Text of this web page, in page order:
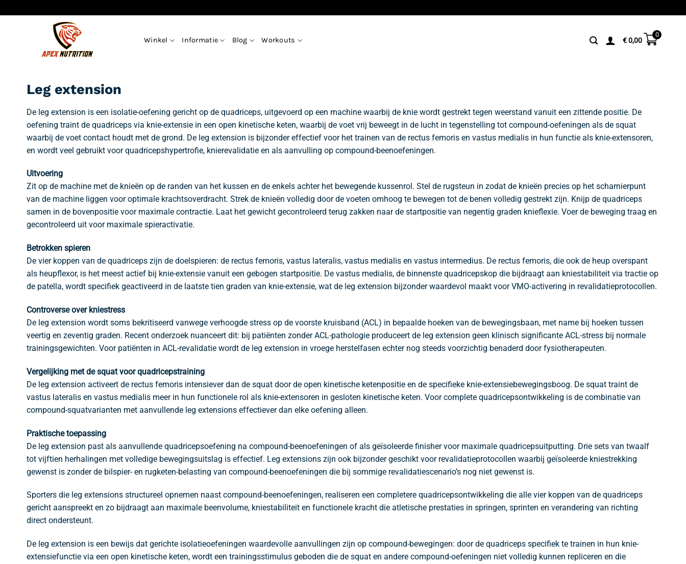
naar
Winkel Informatie Blog Workouts €0,00
0
Leg extension
De leg extension is een isolatie-oefening gericht op de quadriceps, uitgevoerd op een machine waarbij de knie wordt gestrekt tegen weerstand vanuit een zittende positie. De
oefening traint de quadriceps via knie-extensie in een open kinetische keten, waarbij de voet vrij beweegt in de lucht in tegenstelling tot compound-oefeningen als de squat
waarbij de voet contact houdt met de grond. De leg extension is bijzonder effectief voor het trainen van de rectus femoris en vastus medialis in hun functie als knie-extensoren,
en wordt veel gebruikt voor quadricepshypertrofie, knierevalidatie en als aanvulling op compound-beenoefeningen.
Uitvoering
Zit op de machine met de knieën op de randen van het kussen en de enkels achter het bewegende kussenrol. Stel de rugsteun in zodat de knieën precies op het scharnierpunt
van de machine liggen voor optimale krachtsoverdracht. Strek de knieën volledig door de voeten omhoog te bewegen tot de benen volledig gestrekt zijn. Knijp de quadriceps
samen in de bovenpositie voor maximale contractie. Laat het gewicht gecontroleerd terug zakken naar de startpositie van negentig graden knieflexie. Voer de beweging traag en
gecontroleerd uit voor maximale spieractivatie.
Betrokken spieren
De vier koppen van de quadriceps zijn de doelspieren: de rectus femoris, vastus lateralis, vastus medialis en vastus intermedius. De rectus femoris, die ook de heup overspant
als heupflexor, is het meest actief bij knie-extensie vanuit een gebogen startpositie. De vastus medialis, de binnenste quadricepskop die bijdraagt aan kniestabiliteit via tractie op
de patella, wordt specifiek geactiveerd in de laatste tien graden van knie-extensie, wat de leg extension bijzonder waardevol maakt voor VMO-activering in revalidatieprotocollen.
Controverse over kniestress
De leg extension wordt soms bekritiseerd vanwege verhoogde stress op de voorste kruisband (ACL) in bepaalde hoeken van de bewegingsbaan, met name bij hoeken tussen
veertig en zeventig graden. Recent onderzoek nuanceert dit: bij patiënten zonder ACL-pathologie produceert de leg extension geen klinisch significante ACL-stress bij normale
trainingsgewichten. Voor patiënten in ACL-revalidatie wordt de leg extension in vroege herstelfasen echter nog steeds voorzichtig benaderd door fysiotherapeuten.
Vergelijking met de squat voor quadricepstraining
De leg extension activeert de rectus femoris intensiever dan de squat door de open kinetische ketenpositie en de specifieke knie-extensiebewegingsboog. De squat traint de
vastus lateralis en vastus medialis meer in hun functionele rol als knie-extensoren in gesloten kinetische keten. Voor complete quadricepsontwikkeling is de combinatie van
compound-squatvarianten met aanvullende leg extensions effectiever dan elke oefening alleen.
Praktische toepassing
De leg extension past als aanvullende quadricepsoefening na compound-beenoefeningen of als geïsoleerde finisher voor maximale quadricepsuitputting. Drie sets van twaalf
tot vijftien herhalingen met volledige bewegingsuitslag is effectief. Leg extensions zijn ook bijzonder geschikt voor revalidatieprotocollen waarbij geïsoleerde kniestrekking
gewenst is zonder de bilspier- en rugketen-belasting van compound-beenoefeningen die bij sommige revalidatiescenario’s nog niet gewenst is.
Sporters die leg extensions structureel opnemen naast compound-beenoefeningen, realiseren een completere quadricepsontwikkeling die alle vier koppen van de quadriceps
gericht aanspreekt en zo bijdraagt aan maximale beenvolume, kniestabiliteit en functionele kracht die atletische prestaties in springen, sprinten en verandering van richting
direct ondersteunt.
De leg extension is een bewijs dat gerichte isolatieoefeningen waardevolle aanvullingen zijn op compound-bewegingen: door de quadriceps specifiek te trainen in hun knie-
extensiefunctie via een open kinetische keten, wordt een trainingsstimulus geboden die de squat en andere compound-oefeningen niet volledig kunnen repliceren en die